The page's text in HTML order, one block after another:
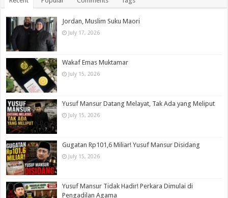
Jordan, Muslim Suku Maori
July 17, 2026
Wakaf Emas Muktamar
July 15, 2026
Yusuf Mansur Datang Melayat, Tak Ada yang Meliput
July 15, 2026
Gugatan Rp101,6 Miliar! Yusuf Mansur Disidang
July 15, 2026
Yusuf Mansur Tidak Hadir! Perkara Dimulai di
Pengadilan Agama